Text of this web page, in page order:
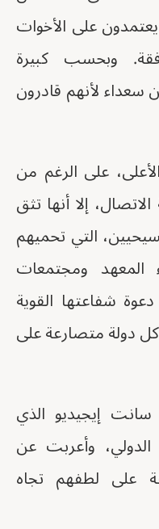
على الأخوات
وبحسب كبيرة
لأنهم قادرون
على الرغم من
إلا أنها تثق
التي تحميهم
ومجتمعات
شفاعتها القوية
دولة متصارعة على
إيجيديو الذي
وأعربت عن
على لطفهم تجاه